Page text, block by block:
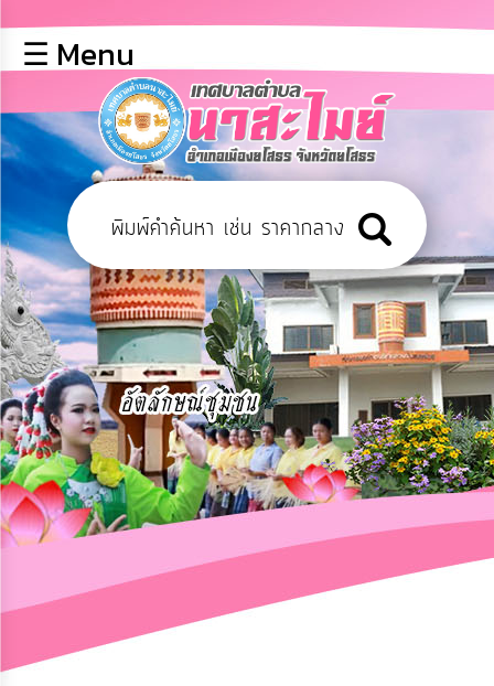
หลัก
ข้อมูล
ฐาน
บุคลากร
ข่าว
ประชาสัมพันธ์
การ
เปิด
เผย
ข้อมูล
สาธารณะ
OIT
การ
ปฏิสัมพันธ์
ความ
☰ Menu